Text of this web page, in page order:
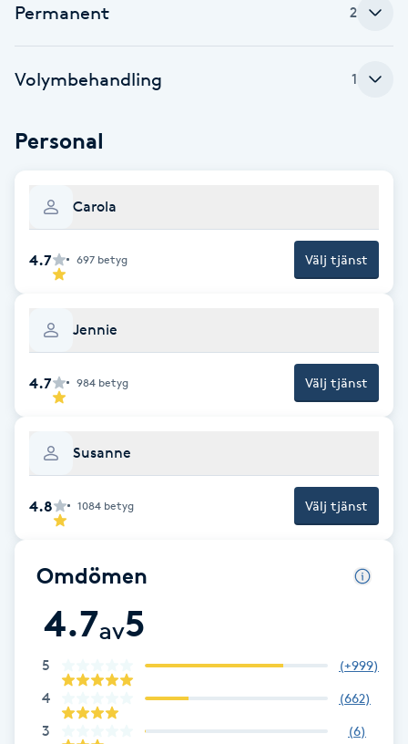
Faceliftmassage
Fettreducering
Fibromassage
Fillers
Fotmassage
Fotsvamp
Fotvård
Fransar
Fransborttagning
Fransförlängning
Fransförlängning Megavolym
Fransförlängning Volym
Permanent 2
Volymbehandling 1
Personal
Carola
4.7 697 betyg Välj tjänst
Jennie
4.7 984 betyg Välj tjänst
Susanne
4.8 1084 betyg Välj tjänst
Omdömen
4.7av5
5 (+999)
4 (662)
3 (6)